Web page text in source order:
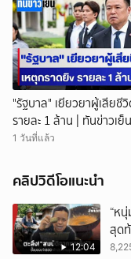
"รัฐบาล" เยียวยาผู้เสียชี
รายละ 1 ล้าน | ทันข่าวเ
NationTV22
1 วันที่แล้ว
คลิปวิดีโอแนะนำ
12:04
“ห
สุด